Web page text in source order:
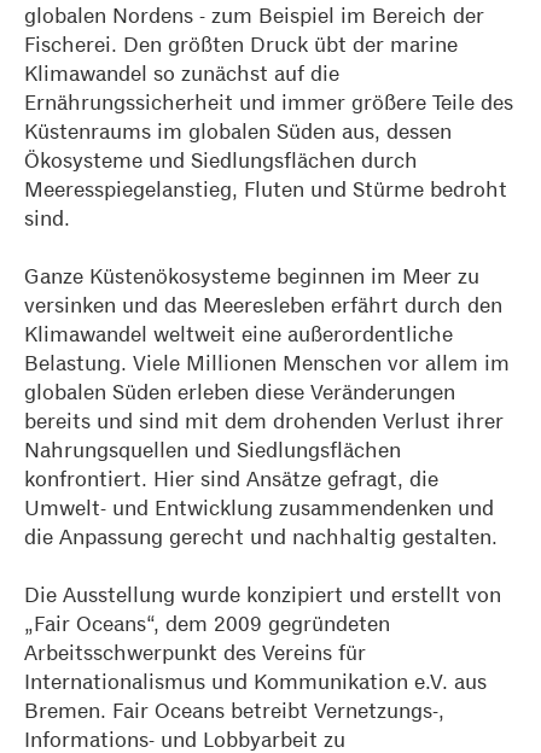
globalen Nordens - zum Beispiel im Bereich der
Fischerei. Den größten Druck übt der marine
Klimawandel so zunächst auf die
Ernährungssicherheit und immer größere Teile des
Küstenraums im globalen Süden aus, dessen
Ökosysteme und Siedlungsflächen durch
Meeresspiegelanstieg, Fluten und Stürme bedroht
sind.
Ganze Küstenökosysteme beginnen im Meer zu
versinken und das Meeresleben erfährt durch den
Klimawandel weltweit eine außerordentliche
Belastung. Viele Millionen Menschen vor allem im
globalen Süden erleben diese Veränderungen
bereits und sind mit dem drohenden Verlust ihrer
Nahrungsquellen und Siedlungsflächen
konfrontiert. Hier sind Ansätze gefragt, die
Umwelt- und Entwicklung zusammendenken und
die Anpassung gerecht und nachhaltig gestalten.
Die Ausstellung wurde konzipiert und erstellt von
„Fair Oceans“, dem 2009 gegründeten
Arbeitsschwerpunkt des Vereins für
Internationalismus und Kommunikation e.V. aus
Bremen. Fair Oceans betreibt Vernetzungs-,
Informations- und Lobbyarbeit zu